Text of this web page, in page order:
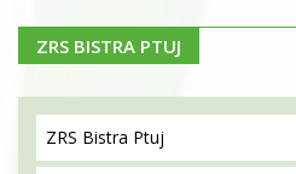
ZRS BISTRA PTUJ
ZRS Bistra Ptuj